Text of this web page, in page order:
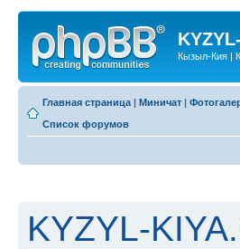
Кызыл-Кия |
Главная страница | Миничат |
Список форумов
KYZYL-